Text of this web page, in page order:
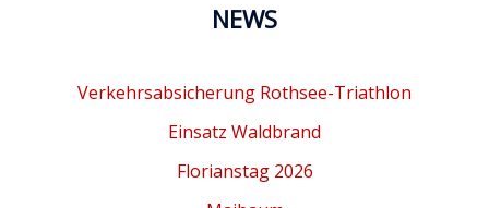
NEWS
Verkehrsabsicherung Rothsee-Triathlon
Einsatz Waldbrand
Florianstag 2026